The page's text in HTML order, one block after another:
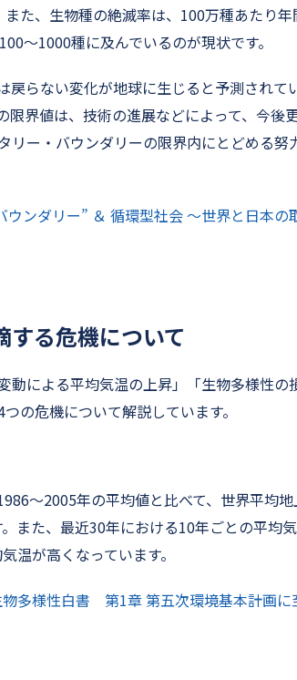
た、生物種の絶滅率は、100万種あたり年
〜1000種に及んでいるのが現状です。
戻らない変化が地球に生じると予測されて
限界値は、技術の進展などによって、今後
リー・バウンダリーの限界内にとどめる努
ンダリー” ＆ 循環型社会 ～世界と日本の
する危機について
動による平均気温の上昇」「生物多様性の
の危機について解説しています。
〜2005年の平均値と比べて、世界平均地
また、最近30年における10年ごとの平均気
温が高くなっています。
多様性白書 第1章 第五次環境基本計画に